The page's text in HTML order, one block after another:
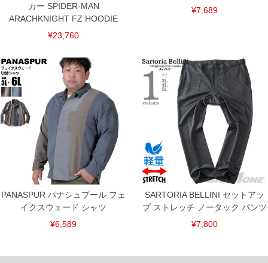
カー SPIDER-MAN
ARACHKNIGHT FZ HOODIE
¥23,760
¥7,689
PANASPUR パナシュプール フェ
イクスウェード シャツ
¥6,589
SARTORIA BELLINI セットアッ
プ ストレッチ ノータック パンツ
¥7,800